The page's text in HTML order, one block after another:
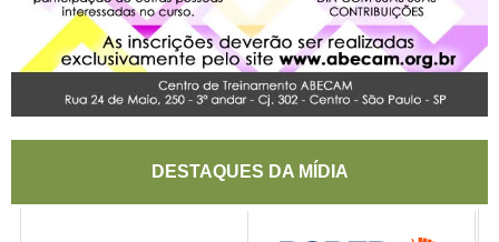
DESTAQUES DA MÍDIA